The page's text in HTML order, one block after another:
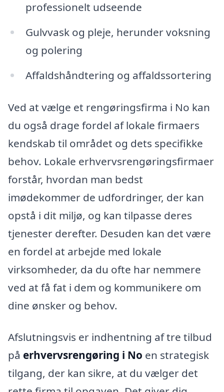
professionelt udseende
Gulvvask og pleje, herunder voksning
og polering
Affaldshåndtering og affaldssortering
Ved at vælge et rengøringsfirma i No kan
du også drage fordel af lokale firmaers
kendskab til området og dets specifikke
behov. Lokale erhvervsrengøringsfirmaer
forstår, hvordan man bedst
imødekommer de udfordringer, der kan
opstå i dit miljø, og kan tilpasse deres
tjenester derefter. Desuden kan det være
en fordel at arbejde med lokale
virksomheder, da du ofte har nemmere
ved at få fat i dem og kommunikere om
dine ønsker og behov.
Afslutningsvis er indhentning af tre tilbud
på erhvervsrengøring i No en strategisk
tilgang, der kan sikre, at du vælger det